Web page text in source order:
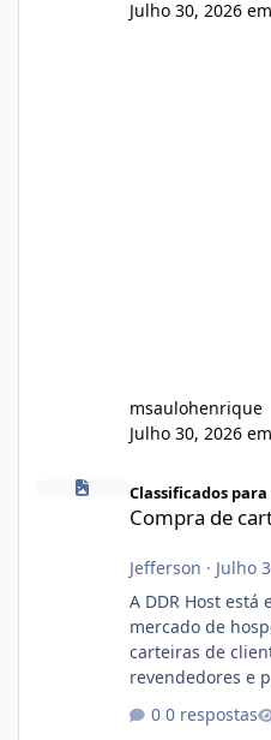
Julho 30, 2026
msaulohenrique
Julho 30, 2026
Compra de carteiras de clientes
Classificados
Compra de
Jefferson · Julho
A DDR Host está
mercado de
carteiras de
revendedores e
encerrar suas
operação. Se
0 respostas